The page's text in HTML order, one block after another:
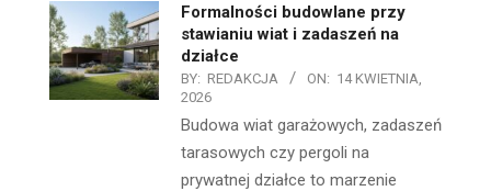
Formalności budowlane przy
stawianiu wiat i zadaszeń na
działce
BY: REDAKCJA ON: 14 KWIETNIA,
2026
Budowa wiat garażowych, zadaszeń
tarasowych czy pergoli na
prywatnej działce to marzenie